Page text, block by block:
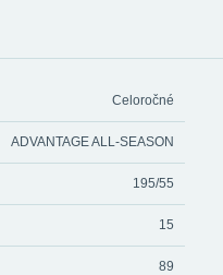
Celoročné
ADVANTAGE ALL-SEASON
195/55
15
89